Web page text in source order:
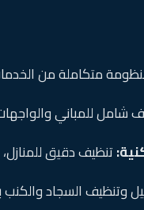
متكاملة من
شامل للمباني
تنظيف دقيق
وتنظيف السجاد